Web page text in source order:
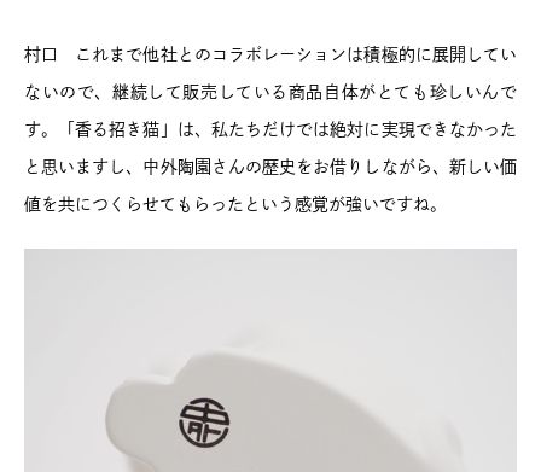
村口 これまで他社とのコラボレーションは積極的に展開してい
ないので、継続して販売している商品自体がとても珍しいんで
す。「香る招き猫」は、私たちだけでは絶対に実現できなかった
と思いますし、中外陶園さんの歴史をお借りしながら、新しい価
値を共につくらせてもらったという感覚が強いですね。